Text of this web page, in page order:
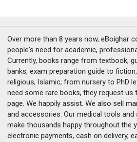
Over more than 8 years now, eBoighar
people's need for academic,
Currently, books range from textbook,
banks, exam preparation guide to
religious, Islamic; from nursery to PhD
need some rare books, they request us
page. We happily assist. We also sell
and accessories. Our medical tools
make thousands happy throughout the
electronic payments, cash on delivery,